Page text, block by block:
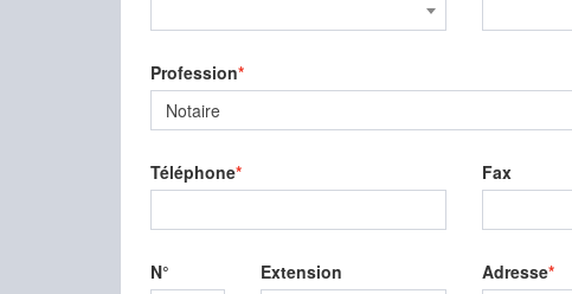
Profession
Notaire
Téléphone Fax
N° Extension Adresse